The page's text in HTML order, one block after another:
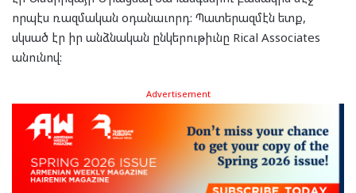
որպէս ռազմական օդանաւորդ: Պատերազմէն ետք,
սկսած էր իր անձնական ընկերութիւնը Rical Associates
անունով:
Advertisement